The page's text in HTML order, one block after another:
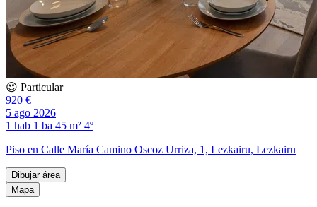
😍 Particular
920 €
5 ago 2026
1 hab 1 ba 45 m² 4º
Piso en Calle María Camino Oscoz Urriza, 1, Lezkairu, Lezkairu
Dibujar área
Mapa